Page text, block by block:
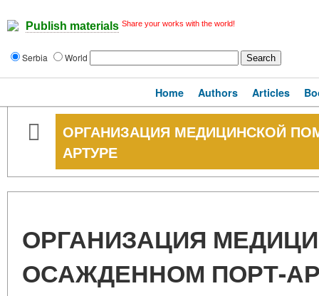
Publish materials Share your works with the world!
Serbia World
Home Authors Articles
ОРГАНИЗАЦИЯ МЕДИЦИНСКОЙ
АРТУРЕ
ОРГАНИЗАЦИЯ
ОСАЖДЕННОМ ПОРТ-